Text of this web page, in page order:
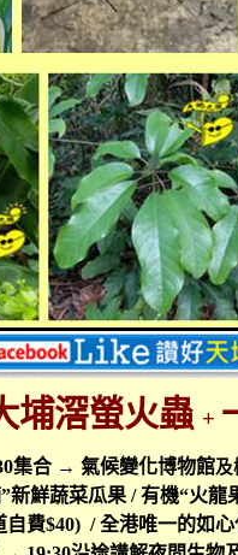
埔滘螢火蟲 +
集合 →氣候變化博物館及
”新鮮蔬菜瓜果 /有機“火龍
自費$40) /全港唯一的如心